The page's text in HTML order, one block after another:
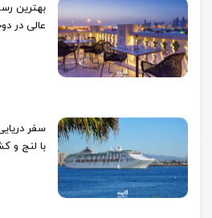
بهترین
عالی در
سفر
با لنج و